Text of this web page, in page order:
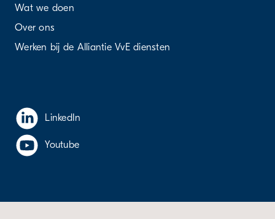
Wat we doen
Over ons
Werken bij de Alliantie VvE diensten
LinkedIn
Youtube